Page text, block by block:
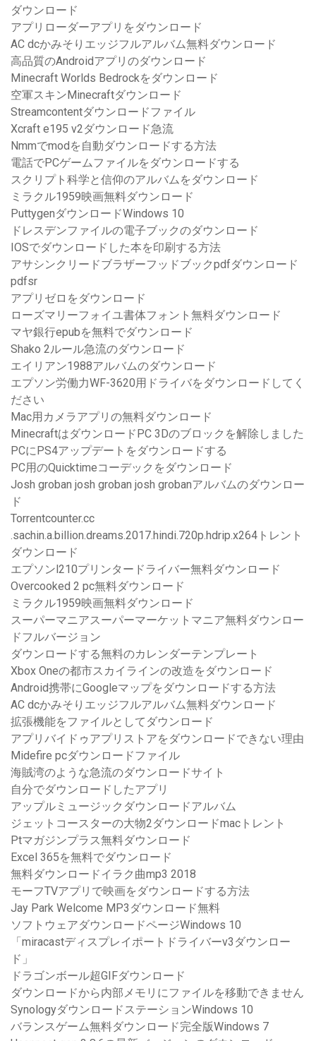
ダウンロード
アプリローダーアプリをダウンロード
AC dcかみそりエッジフルアルバム無料ダウンロード
高品質のAndroidアプリのダウンロード
Minecraft Worlds Bedrockをダウンロード
空軍スキンMinecraftダウンロード
Streamcontentダウンロードファイル
Xcraft e195 v2ダウンロード急流
Nmmでmodを自動ダウンロードする方法
電話でPCゲームファイルをダウンロードする
スクリプト科学と信仰のアルバムをダウンロード
ミラクル1959映画無料ダウンロード
PuttygenダウンロードWindows 10
ドレスデンファイルの電子ブックのダウンロード
IOSでダウンロードした本を印刷する方法
アサシンクリードブラザーフッドブックpdfダウンロード
pdfsr
アプリゼロをダウンロード
ローズマリーフォイユ書体フォント無料ダウンロード
マヤ銀行epubを無料でダウンロード
Shako 2ルール急流のダウンロード
エイリアン1988アルバムのダウンロード
エプソン労働力WF-3620用ドライバをダウンロードしてく
ださい
Mac用カメラアプリの無料ダウンロード
MinecraftはダウンロードPC 3Dのブロックを解除しました
PCにPS4アップデートをダウンロードする
PC用のQuicktimeコーデックをダウンロード
Josh groban josh groban josh grobanアルバムのダウンロー
ド
Torrentcounter.cc
.sachin.a.billion.dreams.2017.hindi.720p.hdrip.x264トレント
ダウンロード
エプソンl210プリンタードライバー無料ダウンロード
Overcooked 2 pc無料ダウンロード
ミラクル1959映画無料ダウンロード
スーパーマニアスーパーマーケットマニア無料ダウンロー
ドフルバージョン
ダウンロードする無料のカレンダーテンプレート
Xbox Oneの都市スカイラインの改造をダウンロード
Android携帯にGoogleマップをダウンロードする方法
AC dcかみそりエッジフルアルバム無料ダウンロード
拡張機能をファイルとしてダウンロード
アプリバイドゥアプリストアをダウンロードできない理由
Midefire pcダウンロードファイル
海賊湾のような急流のダウンロードサイト
自分でダウンロードしたアプリ
アップルミュージックダウンロードアルバム
ジェットコースターの大物2ダウンロードmacトレント
Ptマガジンプラス無料ダウンロード
Excel 365を無料でダウンロード
無料ダウンロードイラク曲mp3 2018
モーフTVアプリで映画をダウンロードする方法
Jay Park Welcome MP3ダウンロード無料
ソフトウェアダウンロードページWindows 10
「miracastディスプレイポートドライバーv3ダウンロー
ド」
ドラゴンボール超GIFダウンロード
ダウンロードから内部メモリにファイルを移動できません
SynologyダウンロードステーションWindows 10
バランスゲーム無料ダウンロード完全版Windows 7